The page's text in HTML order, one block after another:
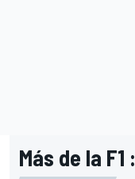
Más de la F1 :